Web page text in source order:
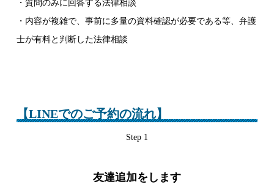
・質問のみに回答する法律相談
・内容が複雑で、事前に多量の資料確認が必要である等、弁護
士が有料と判断した法律相談
【LINEでのご予約の流れ】
Step 1
友達追加をします